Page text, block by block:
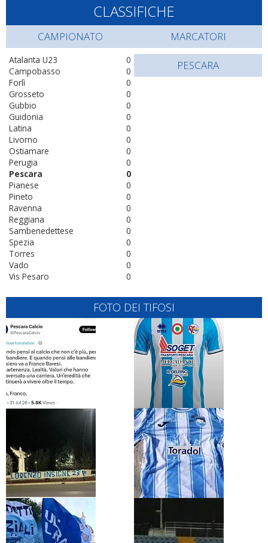
CLASSIFICHE
CAMPIONATO
0
Atalanta U23
0
Campobasso
0
Forlì
0
Grosseto
0
Gubbio
0
Guidonia
0
Latina
0
Livorno
0
Ostiamare
0
Perugia
0
Pescara
0
Pianese
0
Pineto
0
Ravenna
0
Reggiana
0
Sambenedettese
0
Spezia
0
Torres
0
Vado
0
Vis Pesaro
MARCATORI
PESCARA
FOTO DEI TIFOSI